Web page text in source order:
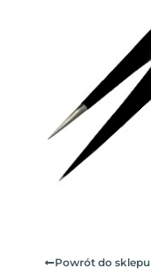
Powrót do sklepu